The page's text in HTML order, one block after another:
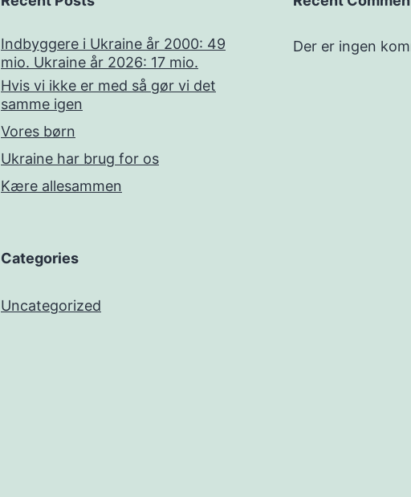
Indbyggere i Ukraine år 2000: 49
mio. Ukraine år 2026: 17 mio.
Hvis vi ikke er med så gør vi det
samme igen
Vores børn
Ukraine har brug for os
Kære allesammen
Der er ingen
Categories
Uncategorized